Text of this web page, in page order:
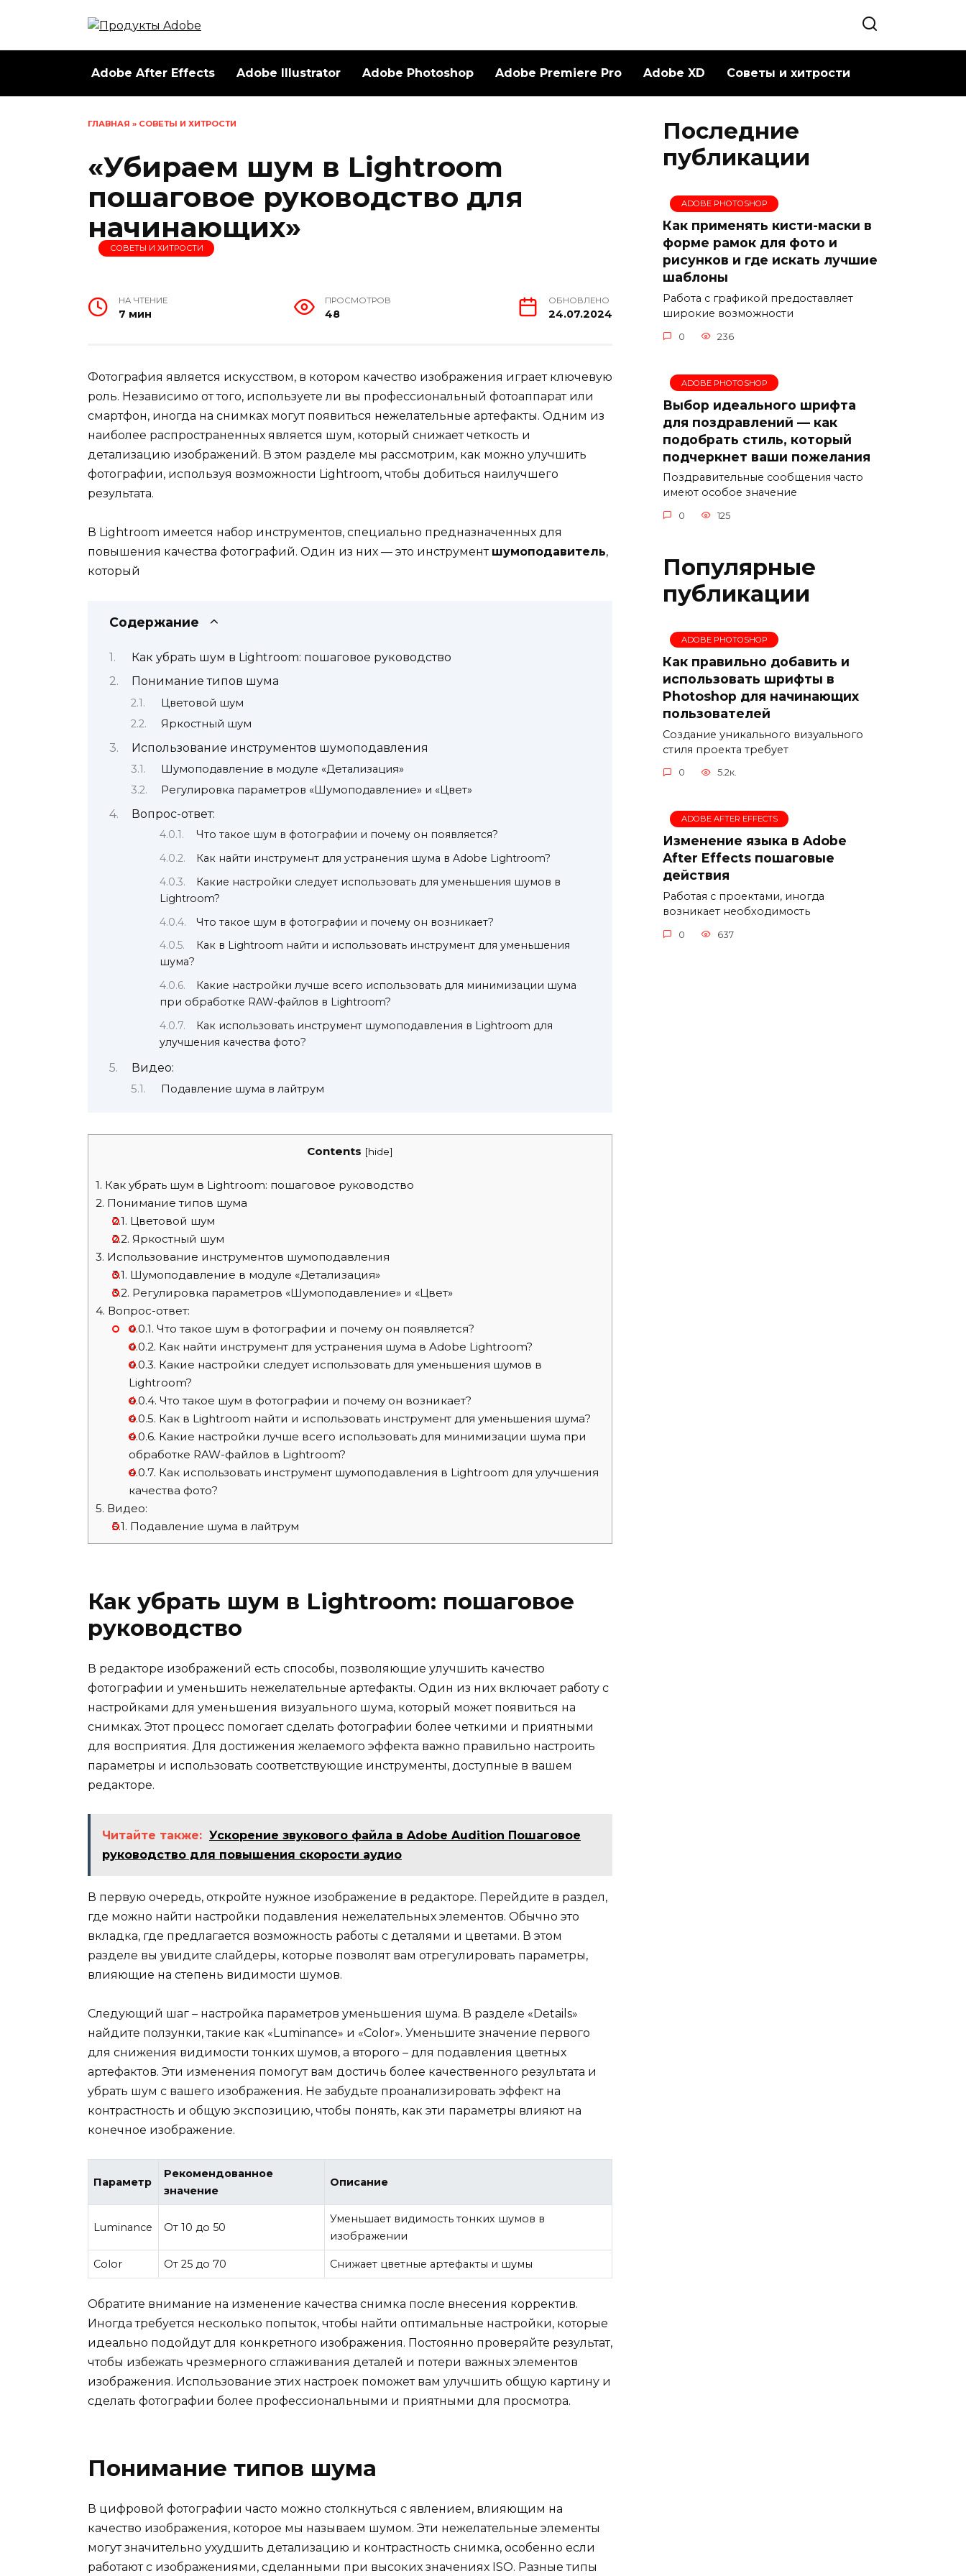
Adobe After Effects Adobe Illustrator Adobe Photoshop Adobe Premiere Pro Adobe XD Советы и хитрости
ГЛАВНАЯ » СОВЕТЫ И ХИТРОСТИ
«Убираем шум в Lightroom
пошаговое руководство для
начинающих»
СОВЕТЫ И ХИТРОСТИ
НА ЧТЕНИЕ
7 мин
ПРОСМОТРОВ
48
ОБНОВЛЕНО
24.07.2024
Фотография является искусством, в котором качество изображения играет ключевую
роль. Независимо от того, используете ли вы профессиональный фотоаппарат или
смартфон, иногда на снимках могут появиться нежелательные артефакты. Одним из
наиболее распространенных является шум, который снижает четкость и
детализацию изображений. В этом разделе мы рассмотрим, как можно улучшить
фотографии, используя возможности Lightroom, чтобы добиться наилучшего
результата.
В Lightroom имеется набор инструментов, специально предназначенных для
повышения качества фотографий. Один из них — это инструмент шумоподавитель,
который
Содержание
Как убрать шум в Lightroom: пошаговое руководство
Понимание типов шума
Цветовой шум
Яркостный шум
Использование инструментов шумоподавления
Шумоподавление в модуле «Детализация»
Регулировка параметров «Шумоподавление» и «Цвет»
Вопрос-ответ:
Что такое шум в фотографии и почему он появляется?
Как найти инструмент для устранения шума в Adobe Lightroom?
Какие настройки следует использовать для уменьшения шумов в
Lightroom?
Что такое шум в фотографии и почему он возникает?
Как в Lightroom найти и использовать инструмент для уменьшения
шума?
Какие настройки лучше всего использовать для минимизации шума
при обработке RAW-файлов в Lightroom?
Как использовать инструмент шумоподавления в Lightroom для
улучшения качества фото?
Видео:
Подавление шума в лайтрум
Contents [hide]
1. Как убрать шум в Lightroom: пошаговое руководство
2. Понимание типов шума
2.1. Цветовой шум
2.2. Яркостный шум
3. Использование инструментов шумоподавления
3.1. Шумоподавление в модуле «Детализация»
3.2. Регулировка параметров «Шумоподавление» и «Цвет»
4. Вопрос-ответ:
4.0.1. Что такое шум в фотографии и почему он появляется?
4.0.2. Как найти инструмент для устранения шума в Adobe Lightroom?
4.0.3. Какие настройки следует использовать для уменьшения шумов в
Lightroom?
4.0.4. Что такое шум в фотографии и почему он возникает?
4.0.5. Как в Lightroom найти и использовать инструмент для уменьшения шума?
4.0.6. Какие настройки лучше всего использовать для минимизации шума при
обработке RAW-файлов в Lightroom?
4.0.7. Как использовать инструмент шумоподавления в Lightroom для улучшения
качества фото?
5. Видео:
5.1. Подавление шума в лайтрум
Как убрать шум в Lightroom: пошаговое
руководство
В редакторе изображений есть способы, позволяющие улучшить качество
фотографии и уменьшить нежелательные артефакты. Один из них включает работу с
настройками для уменьшения визуального шума, который может появиться на
снимках. Этот процесс помогает сделать фотографии более четкими и приятными
для восприятия. Для достижения желаемого эффекта важно правильно настроить
параметры и использовать соответствующие инструменты, доступные в вашем
редакторе.
Читайте также: Ускорение звукового файла в Adobe Audition Пошаговое
руководство для повышения скорости аудио
В первую очередь, откройте нужное изображение в редакторе. Перейдите в раздел,
где можно найти настройки подавления нежелательных элементов. Обычно это
вкладка, где предлагается возможность работы с деталями и цветами. В этом
разделе вы увидите слайдеры, которые позволят вам отрегулировать параметры,
влияющие на степень видимости шумов.
Следующий шаг – настройка параметров уменьшения шума. В разделе «Details»
найдите ползунки, такие как «Luminance» и «Color». Уменьшите значение первого
для снижения видимости тонких шумов, а второго – для подавления цветных
артефактов. Эти изменения помогут вам достичь более качественного результата и
убрать шум с вашего изображения. Не забудьте проанализировать эффект на
контрастность и общую экспозицию, чтобы понять, как эти параметры влияют на
конечное изображение.
Параметр
Рекомендованное
значение
Описание
Luminance От 10 до 50
Уменьшает видимость тонких шумов в
изображении
Color От 25 до 70 Снижает цветные артефакты и шумы
Обратите внимание на изменение качества снимка после внесения корректив.
Иногда требуется несколько попыток, чтобы найти оптимальные настройки, которые
идеально подойдут для конкретного изображения. Постоянно проверяйте результат,
чтобы избежать чрезмерного сглаживания деталей и потери важных элементов
изображения. Использование этих настроек поможет вам улучшить общую картину и
сделать фотографии более профессиональными и приятными для просмотра.
Понимание типов шума
В цифровой фотографии часто можно столкнуться с явлением, влияющим на
качество изображения, которое мы называем шумом. Эти нежелательные элементы
могут значительно ухудшить детализацию и контрастность снимка, особенно если
работают с изображениями, сделанными при высоких значениях ISO. Разные типы
Последние
публикации
ADOBE PHOTOSHOP
Как применять кисти-маски в
форме рамок для фото и
рисунков и где искать лучшие
шаблоны
Работа с графикой предоставляет
широкие возможности
0 236
ADOBE PHOTOSHOP
Выбор идеального шрифта
для поздравлений — как
подобрать стиль, который
подчеркнет ваши пожелания
Поздравительные сообщения часто
имеют особое значение
0 125
Популярные
публикации
ADOBE PHOTOSHOP
Как правильно добавить и
использовать шрифты в
Photoshop для начинающих
пользователей
Создание уникального визуального
стиля проекта требует
0 5.2к.
ADOBE AFTER EFFECTS
Изменение языка в Adobe
After Effects пошаговые
действия
Работая с проектами, иногда
возникает необходимость
0 637